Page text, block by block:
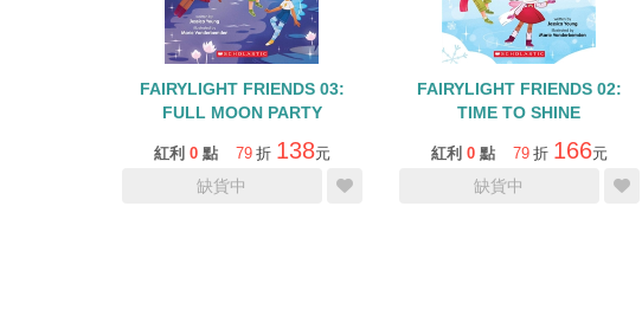
FAIRYLIGHT FRIENDS 03:
FULL MOON PARTY
紅利 0 點 79 折 138元
缺貨中
FAIRYLIGHT FRIENDS 02:
TIME TO SHINE
紅利 0 點 79 折 166元
缺貨中